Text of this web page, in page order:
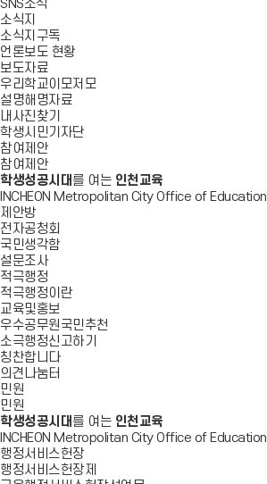
SNS소식
소식지
소식지구독
언론보도 현황
보도자료
우리학교이모저모
설명해명자료
내사진찾기
학생시민기자단
참여제안
참여제안
학생성공시대 를 여는 인천교육
INCHEON Metropolitan City Office of Education
제안방
전자공청회
국민생각함
설문조사
적극행정
적극행정이란
교육및홍보
우수공무원국민추천
소극행정신고하기
칭찬합니다
의견나눔터
민원
민원
학생성공시대 를 여는 인천교육
INCHEON Metropolitan City Office of Education
행정서비스헌장
행정서비스헌장제